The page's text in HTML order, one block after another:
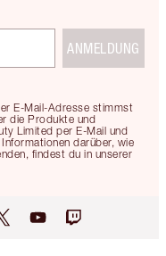
E-Mail-Adresse stimmst
die Produkte und
Limited per E-Mail und
darüber, wie
findest du in unserer
ANMELDUNG